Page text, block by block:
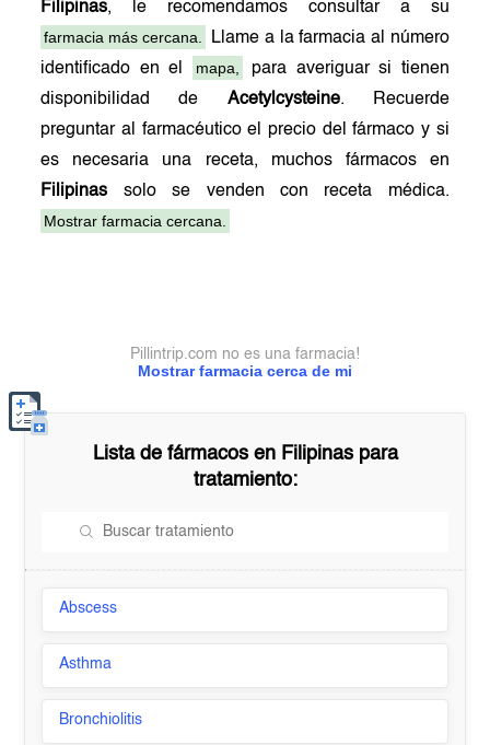
Filipinas, le recomendamos consultar a su
farmacia más cercana.
Llame a la farmacia al número
identificado en el
mapa,
para averiguar si tienen
disponibilidad de Acetylcysteine. Recuerde
preguntar al farmacéutico el precio del fármaco y si
es necesaria una receta, muchos fármacos en
Filipinas solo se venden con receta médica.
Mostrar farmacia cercana.
Mostrar farmacia cerca de mi
Pillintrip.com no es una farmacia!
Lista de fármacos en Filipinaspara
tratamiento:
Abscess
Asthma
Bronchiolitis